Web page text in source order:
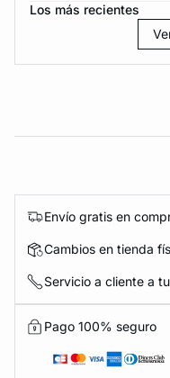
Los más recientes
Envío gratis en
Cambios en tienda
Servicio a cliente a
Pago 100% seguro